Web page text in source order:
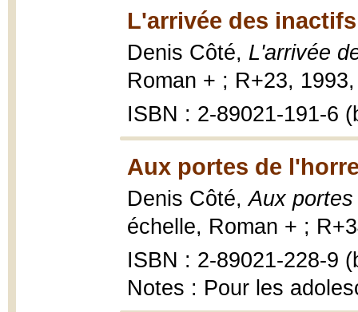
L'arrivée des
Denis Côté, L'arrivée
Roman + ; R+23,
ISBN : 2-89021-191-6
Aux portes de
Denis Côté,Aux
échelle, Roman + ;
ISBN : 2-89021-228-9
Notes : Pour les